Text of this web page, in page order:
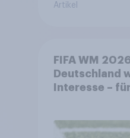
Artikel
FIFA WM
Deutschland
Interesse –